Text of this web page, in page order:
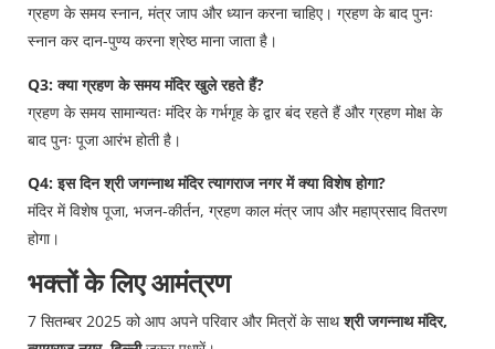
ग्रहण के समय स्नान, मंत्र जाप और ध्यान करना चाहिए। ग्रहण के बाद पुनः
स्नान कर दान-पुण्य करना श्रेष्ठ माना जाता है।
Q3: क्या ग्रहण के समय मंदिर खुले रहते हैं?
ग्रहण के समय सामान्यतः मंदिर के गर्भगृह के द्वार बंद रहते हैं और ग्रहण मोक्ष के
बाद पुनः पूजा आरंभ होती है।
Q4: इस दिन श्री जगन्नाथ मंदिर त्यागराज नगर में क्या विशेष होगा?
मंदिर में विशेष पूजा, भजन-कीर्तन, ग्रहण काल मंत्र जाप और महाप्रसाद वितरण
होगा।
भक्तों के लिए आमंत्रण
7 सितम्बर 2025 को आप अपने परिवार और मित्रों के साथश्री जगन्नाथ मंदिर,